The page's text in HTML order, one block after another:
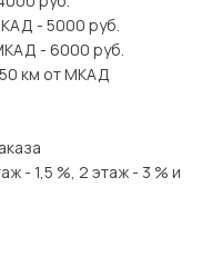
- 5000 руб.
- 6000 руб.
км от МКАД
- 1,5 %, 2 этаж - 3 % и